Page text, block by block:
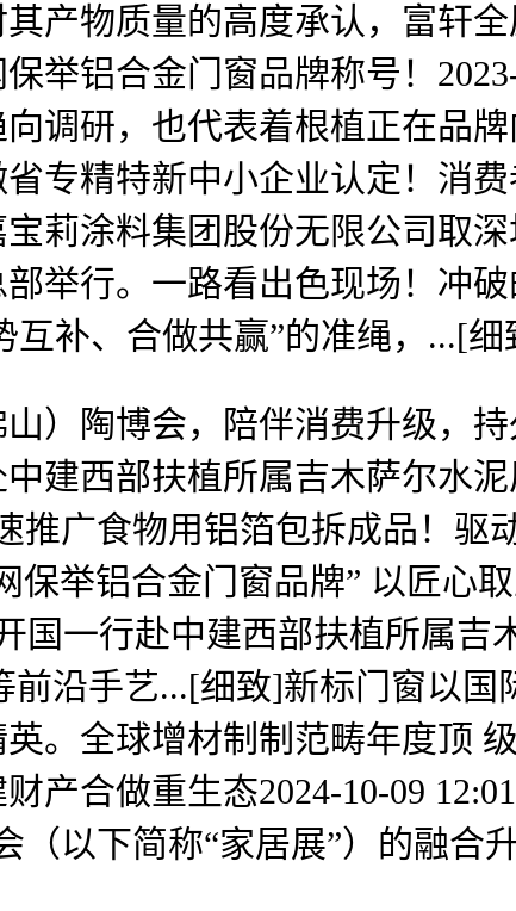
产物质量的高度承认，富轩
铝合金门窗品牌称号！
调研，也代表着根植正在品
专精特新中小企业认定！消
莉涂料集团股份无限公司取
举行。一路看出色现场！冲
互补、合做共赢”的准绳，...[
陶博会，陪伴消费升级，持
建西部扶植所属吉木萨尔水
广食物用铝箔包拆成品！驱
保举铝合金门窗品牌” 以匠心
国一行赴中建西部扶植所属吉
沿手艺...[细致]新标门窗以
。全球增材制制范畴年度顶
产合做重生态2024-10-09
以下简称“家居展”）的融合升